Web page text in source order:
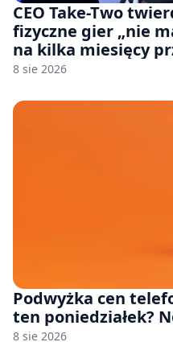
CEO Take-Two
fizyczne gier „nie
na kilka miesięcy
8 sie 2026
Podwyżka cen
ten poniedziałek?
8 sie 2026